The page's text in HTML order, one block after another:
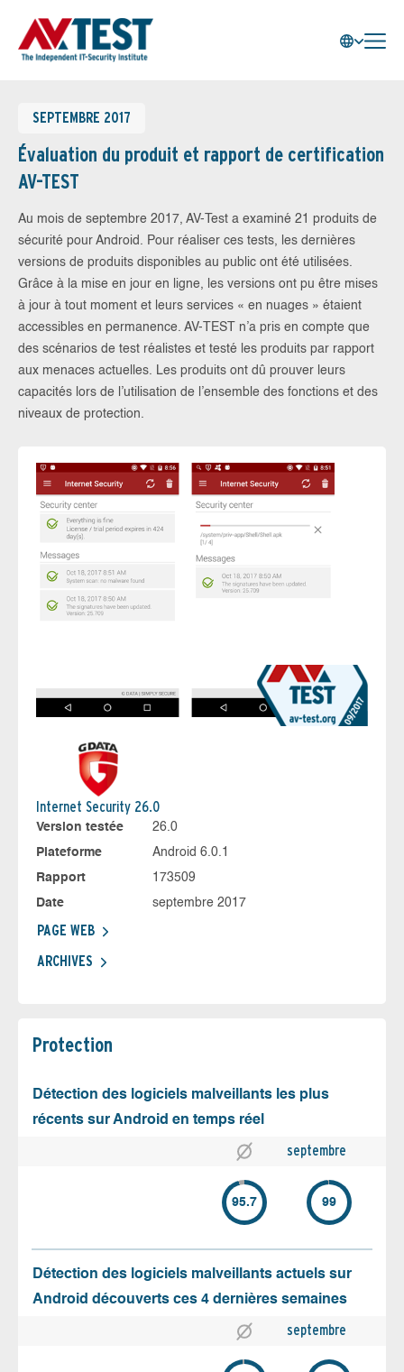
SEPTEMBRE 2017
Évaluation du produit et rapport de certification
AV-TEST
Au mois de septembre 2017, AV-Test a examiné 21 produits de
sécurité pour Android. Pour réaliser ces tests, les dernières
versions de produits disponibles au public ont été utilisées.
Grâce à la mise en jour en ligne, les versions ont pu être mises
à jour à tout moment et leurs services « en nuages » étaient
accessibles en permanence. AV-TEST n’a pris en compte que
des scénarios de test réalistes et testé les produits par rapport
aux menaces actuelles. Les produits ont dû prouver leurs
capacités lors de l’utilisation de l’ensemble des fonctions et des
niveaux de protection.
Internet Security 26.0
Version testée
26.0
Plateforme
Android 6.0.1
Rapport
173509
Date
septembre 2017
PAGE WEB
ARCHIVES
Protection
Détection des logiciels malveillants les plus
récents sur Android en temps réel
septembre
95.7 99
Détection des logiciels malveillants actuels sur
Android découverts ces 4 dernières semaines
septembre